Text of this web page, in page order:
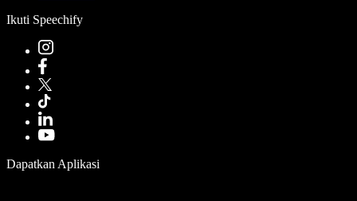
Ikuti Speechify
Dapatkan Aplikasi